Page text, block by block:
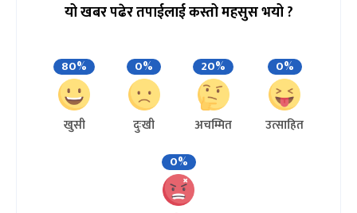
यो खबर पढेर तपाईलाई कस्तो महसुस भयो ?
80%
खुसी
0%
दुःखी
20%
अचम्मित
0%
उत्साहित
0%